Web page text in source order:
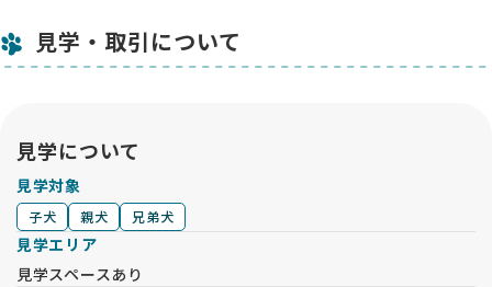
見学・取引について
見学について
見学対象
子犬 親犬 兄弟犬
見学エリア
見学スペースあり